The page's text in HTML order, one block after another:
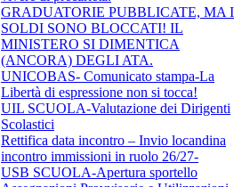
GRADUATORIE PUBBLICATE, MA I
SOLDI SONO BLOCCATI! IL
MINISTERO SI DIMENTICA
(ANCORA) DEGLI ATA.
UNICOBAS- Comunicato stampa-La
Libertà di espressione non si tocca!
UIL SCUOLA-Valutazione dei Dirigenti
Scolastici
Rettifica data incontro – Invio locandina
incontro immissioni in ruolo 26/27-
USB SCUOLA-Apertura sportello